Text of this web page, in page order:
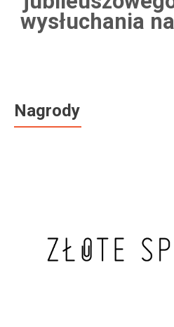
wysłuchania
Nagrody